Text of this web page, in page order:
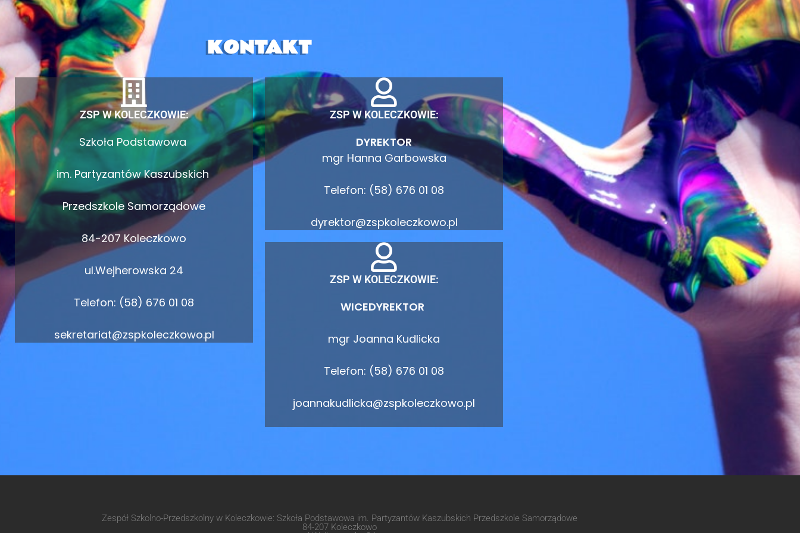
KONTAKT
ZSP W KOLECZKOWIE:
Szkoła Podstawowa
im. Partyzantów Kaszubskich
Przedszkole Samorządowe
84-207 Koleczkowo
ul.Wejherowska 24
Telefon: (58) 676 01 08
sekretariat@zspkoleczkowo.pl
ZSP W KOLECZKOWIE:
DYREKTOR
mgr Hanna Garbowska
Telefon: (58) 676 01 08
dyrektor@zspkoleczkowo.pl
ZSP W KOLECZKOWIE:
WICEDYREKTOR
mgr Joanna Kudlicka
Telefon: (58) 676 01 08
joannakudlicka@zspkoleczkowo.pl
Zespół Szkolno-Przedszkolny w Koleczkowie: Szkoła Podstawowa im. Partyzantów Kaszubskich Przedszkole Samorządowe
84-207 Koleczkowo